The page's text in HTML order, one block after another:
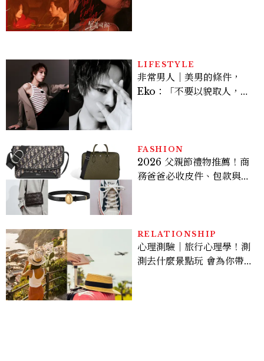
LIFESTYLE
非常男人｜美男的條件，
Eko：「不要以貌取人，內
FASHION
2026 父親節禮物推薦！商
務爸爸必收皮件、包款與鞋
RELATIONSHIP
心理測驗｜旅行心理學！測
測去什麼景點玩 會為你帶來